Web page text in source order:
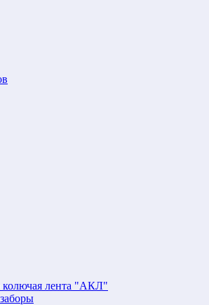
колючая лента "АКЛ"